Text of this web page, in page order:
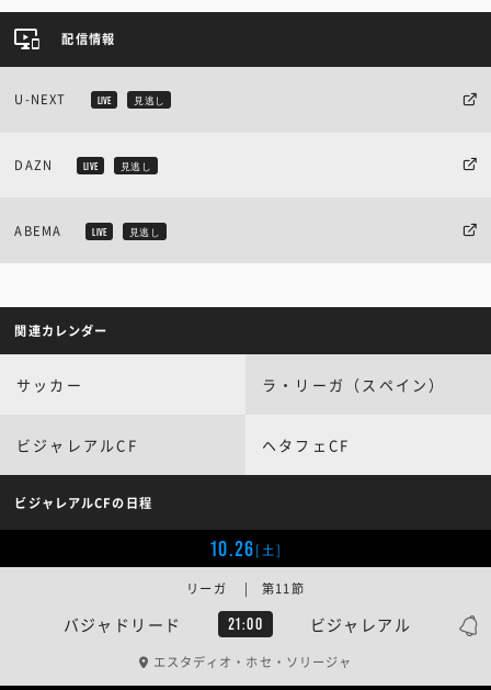
配信情報
U-NEXT LIVE 見逃し
DAZN LIVE 見逃し
ABEMA LIVE 見逃し
関連カレンダー
サッカー ラ・リーガ（スペイン）
ビジャレアルCF ヘタフェCF
ビジャレアルCFの日程
10.26[土]
バジャドリード 21:00 ビジャレアル
リーガ | 第11節
エスタディオ・ホセ・ソリージャ